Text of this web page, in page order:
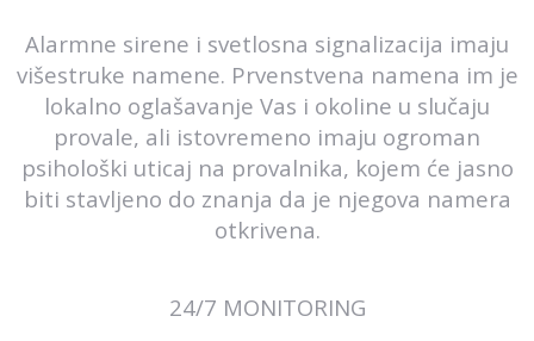
Alarmne sirene i svetlosna signalizacija imaju
višestruke namene. Prvenstvena namena im je
lokalno oglašavanje Vas i okoline u slučaju
provale, ali istovremeno imaju ogroman
psihološki uticaj na provalnika, kojem će jasno
biti stavljeno do znanja da je njegova namera
otkrivena.
24/7 MONITORING